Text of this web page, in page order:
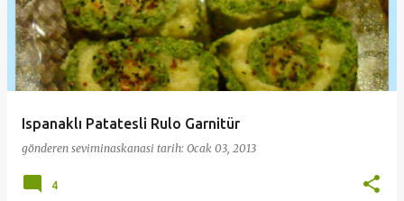
Ispanaklı Patatesli Rulo Garnitür
gönderen seviminaskanasi tarih: Ocak 03, 2013
4